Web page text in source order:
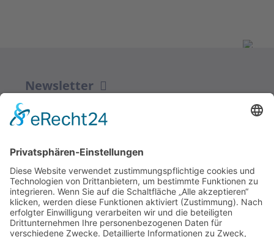
Newsletter
ZUR ANMELDUNG
Redaktion bbkult.net
Centrum Bavaria Bohemia (CeBB)
Dr. Veronika Hofinger
Freyung 1, 92539 Schönsee
Tel.:+49 (0)9674 / 92 48 78